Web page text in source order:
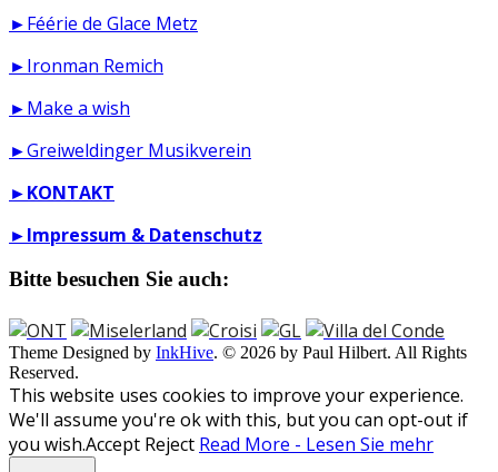
►Féérie de Glace Metz
►Ironman Remich
►Make a wish
►Greiweldinger Musikverein
►KONTAKT
►Impressum & Datenschutz
Bitte besuchen Sie auch:
Theme Designed by InkHive. © 2026 by Paul Hilbert. All Rights
Reserved.
This website uses cookies to improve your experience.
We'll assume you're ok with this, but you can opt-out if
you wish.Accept Reject Read More - Lesen Sie mehr